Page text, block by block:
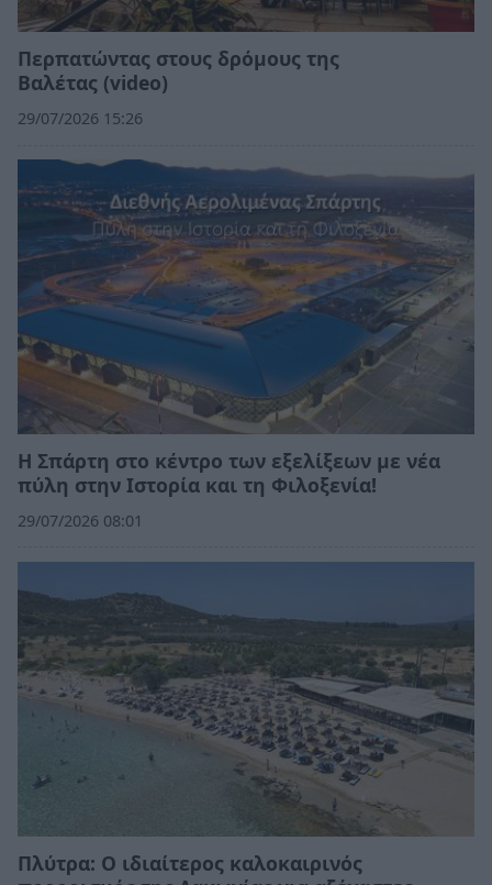
Περπατώντας στους δρόμους της
Βαλέτας (video)
29/07/2026 15:26
Η Σπάρτη στο κέντρο των εξελίξεων με νέα
πύλη στην Ιστορία και τη Φιλοξενία!
29/07/2026 08:01
Πλύτρα: Ο ιδιαίτερος καλοκαιρινός